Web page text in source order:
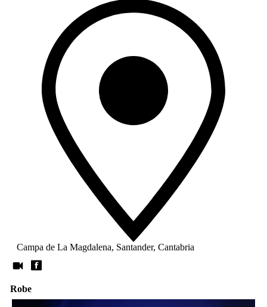
Campa de La Magdalena, Santander, Cantabria
Robe